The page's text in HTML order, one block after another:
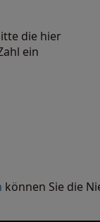
die hier
ein
können Sie die